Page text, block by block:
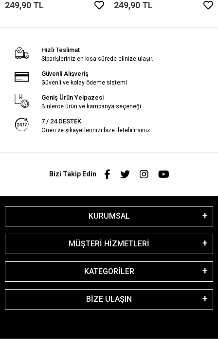
249,90 TL 249,90 TL
Hızlı Teslimat
Siparişleriniz en kısa sürede elinize ulaşır.
Güvenli Alışveriş
Güvenli ve kolay ödeme sistemi
Geniş Ürün Yelpazesi
Binlerce ürün ve kampanya seçeneği
7 / 24 DESTEK
Öneri ve şikayetlerinizi bize iletebilirsiniz.
Bizi Takip Edin
KURUMSAL
MÜŞTERİ HİZMETLERİ
KATEGORİLER
BİZE ULAŞIN